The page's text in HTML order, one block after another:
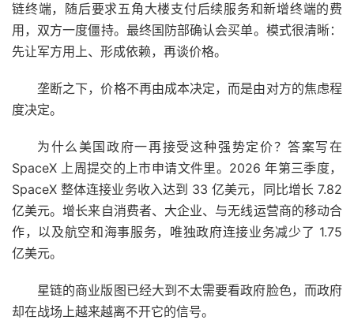
链终端，随后要求五角大楼支付后续服务和新增终端的费
用，双方一度僵持。最终国防部确认会买单。模式很清晰：
先让军方用上、形成依赖，再谈价格。
垄断之下，价格不再由成本决定，而是由对方的焦虑程
度决定。
为什么美国政府一再接受这种强势定价？答案写在
SpaceX 上周提交的上市申请文件里。2026 年第三季度，
SpaceX 整体连接业务收入达到 33 亿美元，同比增长 7.82
亿美元。增长来自消费者、大企业、与无线运营商的移动合
作，以及航空和海事服务，唯独政府连接业务减少了 1.75
亿美元。
星链的商业版图已经大到不太需要看政府脸色，而政府
却在战场上越来越离不开它的信号。